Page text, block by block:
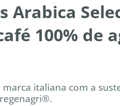
Arabica
100% de
italiana com a